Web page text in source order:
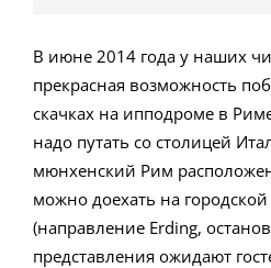
В июне 2014 года у наших
прекрасная возможность
скачках на ипподроме в
надо путать со столицей
мюнхенский Рим
можно доехать на городской
(направление Erding,
представления ожидают